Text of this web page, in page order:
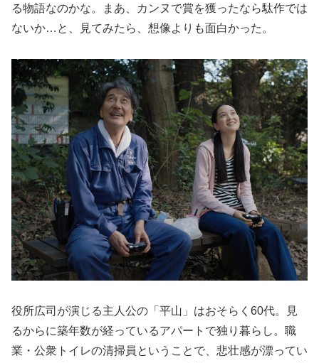
る物語なのかな。まあ、カンヌで賞を獲ったなら駄作では
ないか…と、見てみたら、想像よりも面白かった。
役所広司が演じる主人公の「平山」はおそらく60代。見
るからに築年数が経っているアパートで独り暮らし。職
業・公衆トイレの清掃員ということで、悲壮感が漂ってい